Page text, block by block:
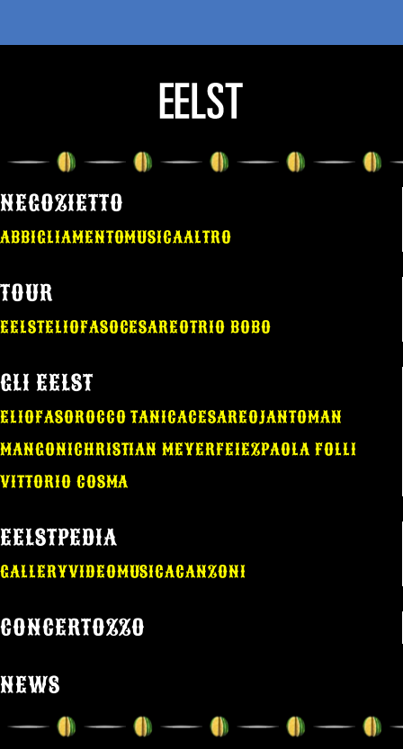
NEGOZIETTO
ABBIGLIAMENTOMUSICAALTRO
TOUR
EELSTELIOFASOCESAREOTRIO BOBO
GLI EELST
ELIOFASOROCCO TANICACESAREOJANTOMAN
MANGONICHRISTIAN MEYERFEIEZPAOLA FOLLI
VITTORIO COSMA
EELSTPEDIA
GALLERYVIDEOMUSICACANZONI
CONCERTOZZO
NEWS